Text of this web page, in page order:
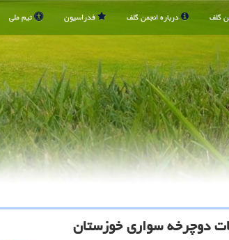
گلف درباره انجمن گلف فدراسیون تیم ملی
دوچرخه سواری خوزستان